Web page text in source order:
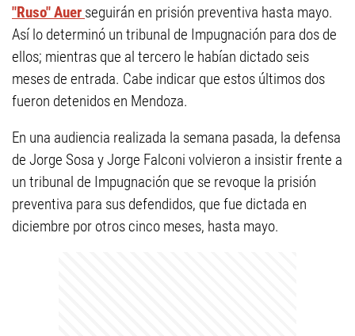
"Ruso" Auer seguirán en prisión preventiva hasta mayo.
Así lo determinó un tribunal de Impugnación para dos de
ellos; mientras que al tercero le habían dictado seis
meses de entrada. Cabe indicar que estos últimos dos
fueron detenidos en Mendoza.
En una audiencia realizada la semana pasada, la defensa
de Jorge Sosa y Jorge Falconi volvieron a insistir frente a
un tribunal de Impugnación que se revoque la prisión
preventiva para sus defendidos, que fue dictada en
diciembre por otros cinco meses, hasta mayo.